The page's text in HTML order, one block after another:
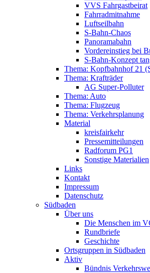
VVS Fahrgastbeirat
Fahrradmitnahme
Luftseilbahn
S-Bahn-Chaos
Panoramabahn
Vordereinstieg bei
S-Bahn-Konzept
Thema: Kopfbahnhof 21
Thema: Krafträder
AG Super-Polluter
Thema: Auto
Thema: Flugzeug
Thema: Verkehrsplanung
Material
kreisfairkehr
Pressemitteilungen
Radforum PG1
Sonstige Materialien
Links
Kontakt
Impressum
Datenschutz
Südbaden
Über uns
Die Menschen im
Rundbriefe
Geschichte
Ortsgruppen in Südbaden
Aktiv
Bündnis